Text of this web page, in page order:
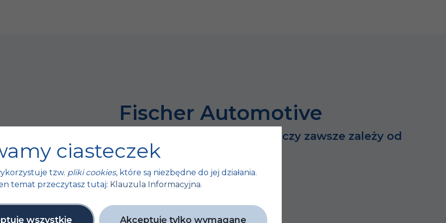
Fischer Automotive
bo sukces dużych rzeczy zawsze zależy od
tych małych…
ciasteczek
tzw. pliki cookies, które są niezbędne do jej działania.
temat przeczytasz tutaj: Klauzula Informacyjna.
wszystkie Akceptuję tylko wymagane